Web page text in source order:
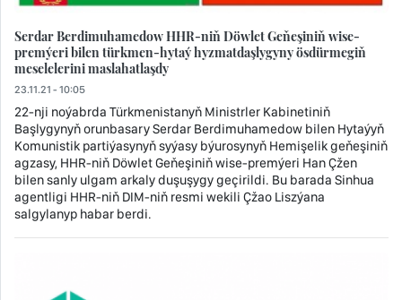
Serdar Berdimuhamedow HHR-niň Döwlet Geňeşiniň wise-
premýeri bilen türkmen-hytaý hyzmatdaşlygyny ösdürmegiň
meselelerini maslahatlaşdy
23.11.21 - 10:05
22-nji noýabrda Türkmenistanyň Ministrler Kabinetiniň
Başlygynyň orunbasary Serdar Berdimuhamedow bilen Hytaýyň
Komunistik partiýasynyň syýasy býurosynyň Hemişelik geňeşiniň
agzasy, HHR-niň Döwlet Geňeşiniň wise-premýeri Han Çžen
bilen sanly ulgam arkaly duşuşygy geçirildi. Bu barada Sinhua
agentligi HHR-niň DIM-niň resmi wekili Çžao Liszýana
salgylanyp habar berdi.